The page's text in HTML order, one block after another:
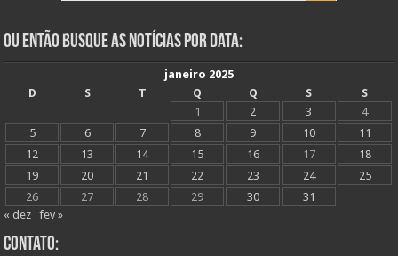
Ou Então Busque as Notícias Por Data:
janeiro 2025
D
S T Q Q S
S
1
2 3
4
5
6 7 8 9 10
11
12
13 14 15 16 17
18
19
20 21 22 23 24
25
26
27 28 29 30
31
« dez
fev »
Contato: